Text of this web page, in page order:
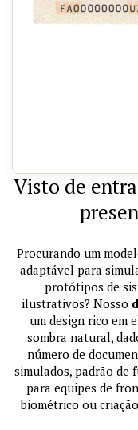
Visto de
Procurando um
adaptável para
protótipos de
ilustrativos? Nosso
um design rico em
sombra natural,
número de
simulados, padrão de
para equipes de
biométrico ou